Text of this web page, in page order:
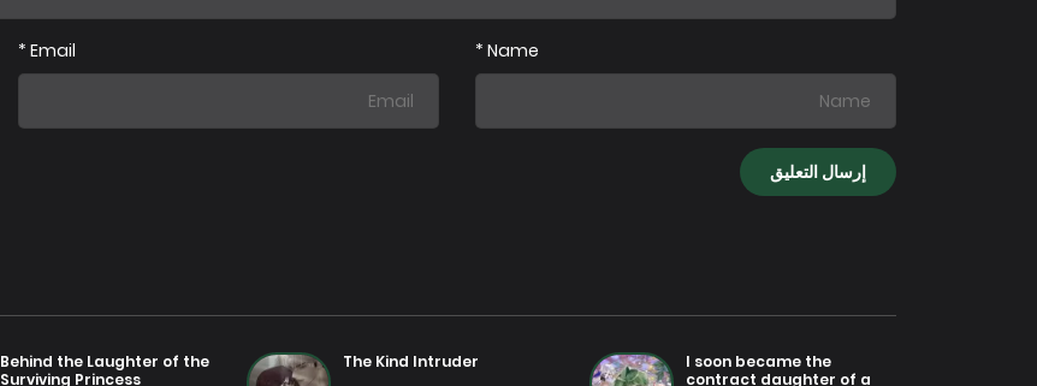
Name
*
Email
*
I soon became the
contract daughter of a
The Kind Intruder
Behind the Laughter of the
Surviving Princess